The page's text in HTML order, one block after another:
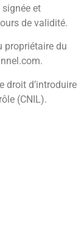
signée et
de validité.
propriétaire du
droit d’introduire
(CNIL).